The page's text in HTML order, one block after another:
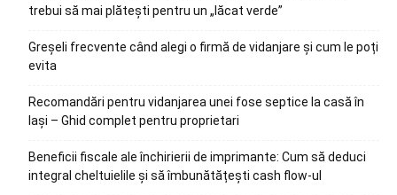
trebui să mai plătești pentru un „lăcat verde”
Greșeli frecvente când alegi o firmă de vidanjare și cum le poți
evita
Recomandări pentru vidanjarea unei fose septice la casă în
Iași – Ghid complet pentru proprietari
Beneficii fiscale ale închirierii de imprimante: Cum să deduci
integral cheltuielile și să îmbunătățești cash flow-ul